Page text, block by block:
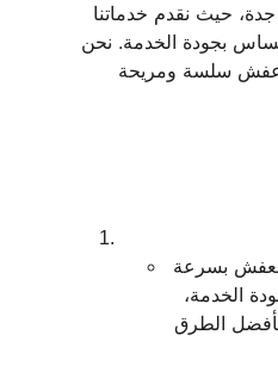
حيث نقدم خدماتنا
بجودة الخدمة. نحن
عفش سلسة ومريحة
بسرعة
الخدمة،
بأفضل الطرق